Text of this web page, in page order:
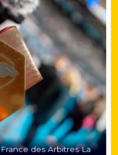
des Arbitres La